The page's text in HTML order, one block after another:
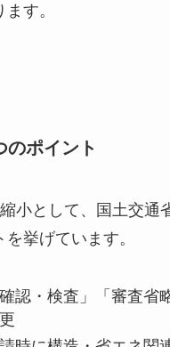
す。
のポイント
小として、国土交通
挙げています。
確認・検査」「審査省